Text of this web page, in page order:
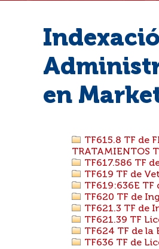
en
TF615.8 TF de
TRATAMIENTOS
TF617.586 TF
TF619 TF de
TF619:636E
TF620 TF de
TF621.3 TF de
TF621.39 TF
TF624 TF de la
TF636 TF de